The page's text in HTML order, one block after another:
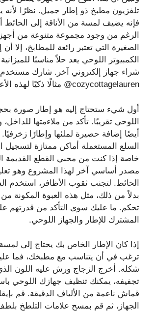
تلفزيون مطبخ ذو إطار جميل. نظرًا لأنه
فإنه يضيف لمسة من الأناقة إلى الحائط
الرغم من وجود مجموعة متنوعة من أجهزة
الصغيرة التي تعتبر رائعة للمطابخ، إلا
الكمبيوتر اللوحي يعد حلاً مناسبًا
@cozycottagelauren مثالًا ذكيًا لهذه الأعمال اليدوية.
أول شيء ستحتاج إليه هو إطار صورة
اللوحي تقريبًا. تأكد من ملاءمتها
أيضًا إضافة حصيرة لملئها وإطارًا زخرفيًا.
السلع المستعملة أماكن ممتازة لتسجيل
خاصة إذا كنت من محبي القطع القديمة
مصدر أساسي آخر لهذا المشروع وهو
الحائط. لتجنب ثقوب الأظافر، استخدم
تحكم. ما عليك سوى التأكد من قدرتهم
المشترك للإطار والجهاز اللوحي.
إذا كان الإطار الخاص بك يحتاج إلى
ترغب في أن يتناسب مع مطبخك، فما
شكله. أخرج الزجاج ورش عليه اللون الذي
تجفيفه، يمكنك تنظيف جهازك اللوحي
قماش ناعمة من الألياف الدقيقة. قم
الجهاز، ثم قم بمسح علامات التلطخ